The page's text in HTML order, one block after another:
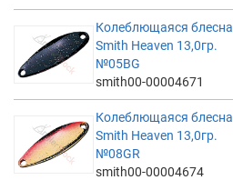
Колеблющаяся блесна
Smith Heaven 13,0гр.
№05BG
smith00-00004671
Колеблющаяся блесна
Smith Heaven 13,0гр.
№08GR
smith00-00004674